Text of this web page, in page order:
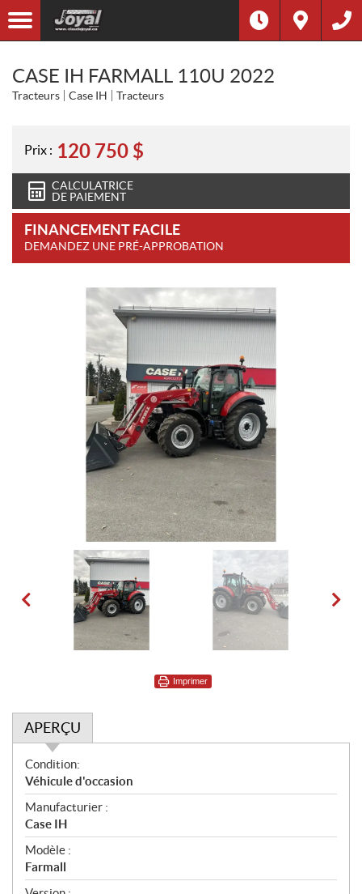
CASE IH FARMALL 110U 2022
Tracteurs Case IH Tracteurs
Prix : 120 750 $
CALCULATRICE
DE PAIEMENT
FINANCEMENT FACILE
DEMANDEZ UNE PRÉ-APPROBATION
Imprimer
APERÇU
A
p
e
r
ç
u
Condition:
Véhicule d'occasion
Manufacturier :
Case IH
Modèle :
Farmall